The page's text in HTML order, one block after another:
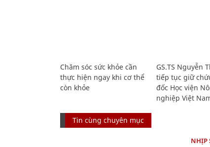
Chăm sóc sức khỏe cần
thực hiện ngay khi cơ thể
còn khỏe
GS.TS Nguyễn
tiếp tục giữ
đốc Học viện
nghiệp Việt
Tin cùng chuyên mục
NHỊP